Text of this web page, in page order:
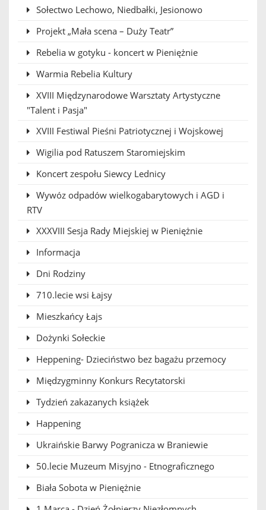
Sołectwo Lechowo, Niedbałki, Jesionowo
Projekt „Mała scena – Duży Teatr”
Rebelia w gotyku - koncert w Pieniężnie
Warmia Rebelia Kultury
XVIII Międzynarodowe Warsztaty Artystyczne
"Talent i Pasja"
XVIII Festiwal Pieśni Patriotycznej i Wojskowej
Wigilia pod Ratuszem Staromiejskim
Koncert zespołu Siewcy Lednicy
Wywóz odpadów wielkogabarytowych i AGD i
RTV
XXXVIII Sesja Rady Miejskiej w Pieniężnie
Informacja
Dni Rodziny
710.lecie wsi Łajsy
Mieszkańcy Łajs
Dożynki Sołeckie
Heppening- Dzieciństwo bez bagażu przemocy
Międzygminny Konkurs Recytatorski
Tydzień zakazanych książek
Happening
Ukraińskie Barwy Pogranicza w Braniewie
50.lecie Muzeum Misyjno - Etnograficznego
Biała Sobota w Pieniężnie